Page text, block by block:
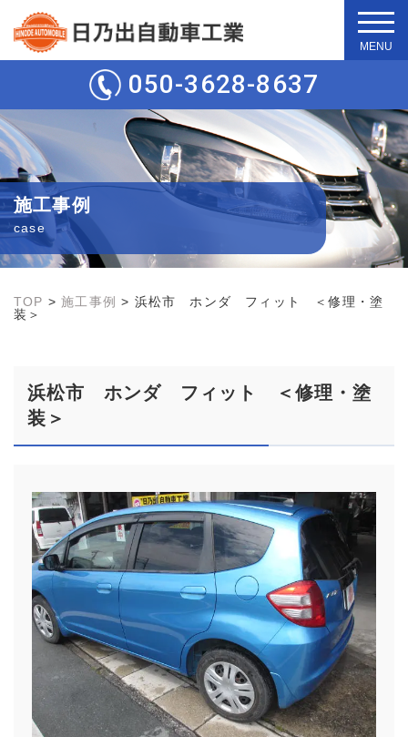
t
o
g
e
n
a
v
g
a
t
i
o
050-3628-8637
施工事例
case
TOP >施工事例 > 浜松市 ホンダ フィット ＜修理・塗
装＞
浜松市 ホンダ フィット ＜修理・塗
装＞